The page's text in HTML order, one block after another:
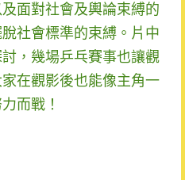
面對社會及輿論束縛的
社會標準的束縛。片中
， 幾場乒乓賽事也讓觀
在觀影後也能像主角一
而戰！